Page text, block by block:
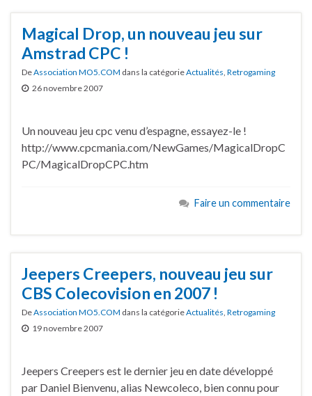
Magical Drop, un nouveau jeu sur
Amstrad CPC !
DeAssociation MO5.COM dans la catégorieActualités, Retrogaming
26 novembre 2007
Un nouveau jeu cpc venu d’espagne, essayez-le !
http://www.cpcmania.com/NewGames/MagicalDropC
PC/MagicalDropCPC.htm
Faire un commentaire
Jeepers Creepers, nouveau jeu sur
CBS Colecovision en 2007 !
DeAssociation MO5.COM dans la catégorieActualités Retrogaming
19 novembre 2007
Jeepers Creepers est le dernier jeu en date développé
par Daniel Bienvenu, alias Newcoleco, bien connu pour